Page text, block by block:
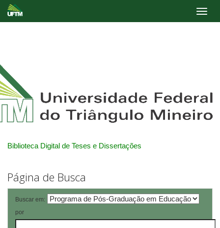
Biblioteca Digital de Teses e Dissertações
Página de Busca
Buscar em:
por